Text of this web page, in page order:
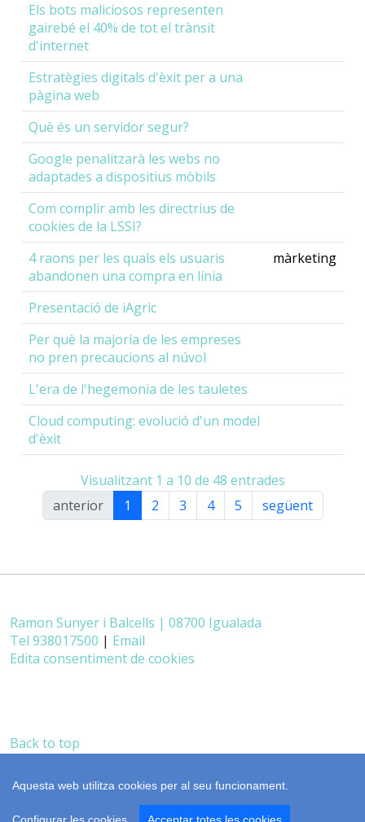
Aquesta web utilitza cookies per al seu funcionament.
Els bots maliciosos representen
gairebé el 40% de tot el trànsit
d'internet
Estratègies digitals d'èxit per a una
pàgina web
Què és un servidor segur?
Google penalitzarà les webs no
adaptades a dispositius mòbils
Com complir amb les directrius de
cookies de la LSSI?
4 raons per les quals els usuaris
abandonen una compra en línia
màrketing
Presentació de iAgric
Per què la majoria de les empreses
no pren precaucions al núvol
L'era de l'hegemonia de les tauletes
Cloud computing: evolució d'un model
d'èxit
Visualitzant 1 a 10 de 48 entrades
anterior
1 2 3 4 5 següent
Ramon Sunyer i Balcells | 08700 Igualada
Tel 938017500 | Email
Edita consentiment de cookies
Back to top
realització cdnet